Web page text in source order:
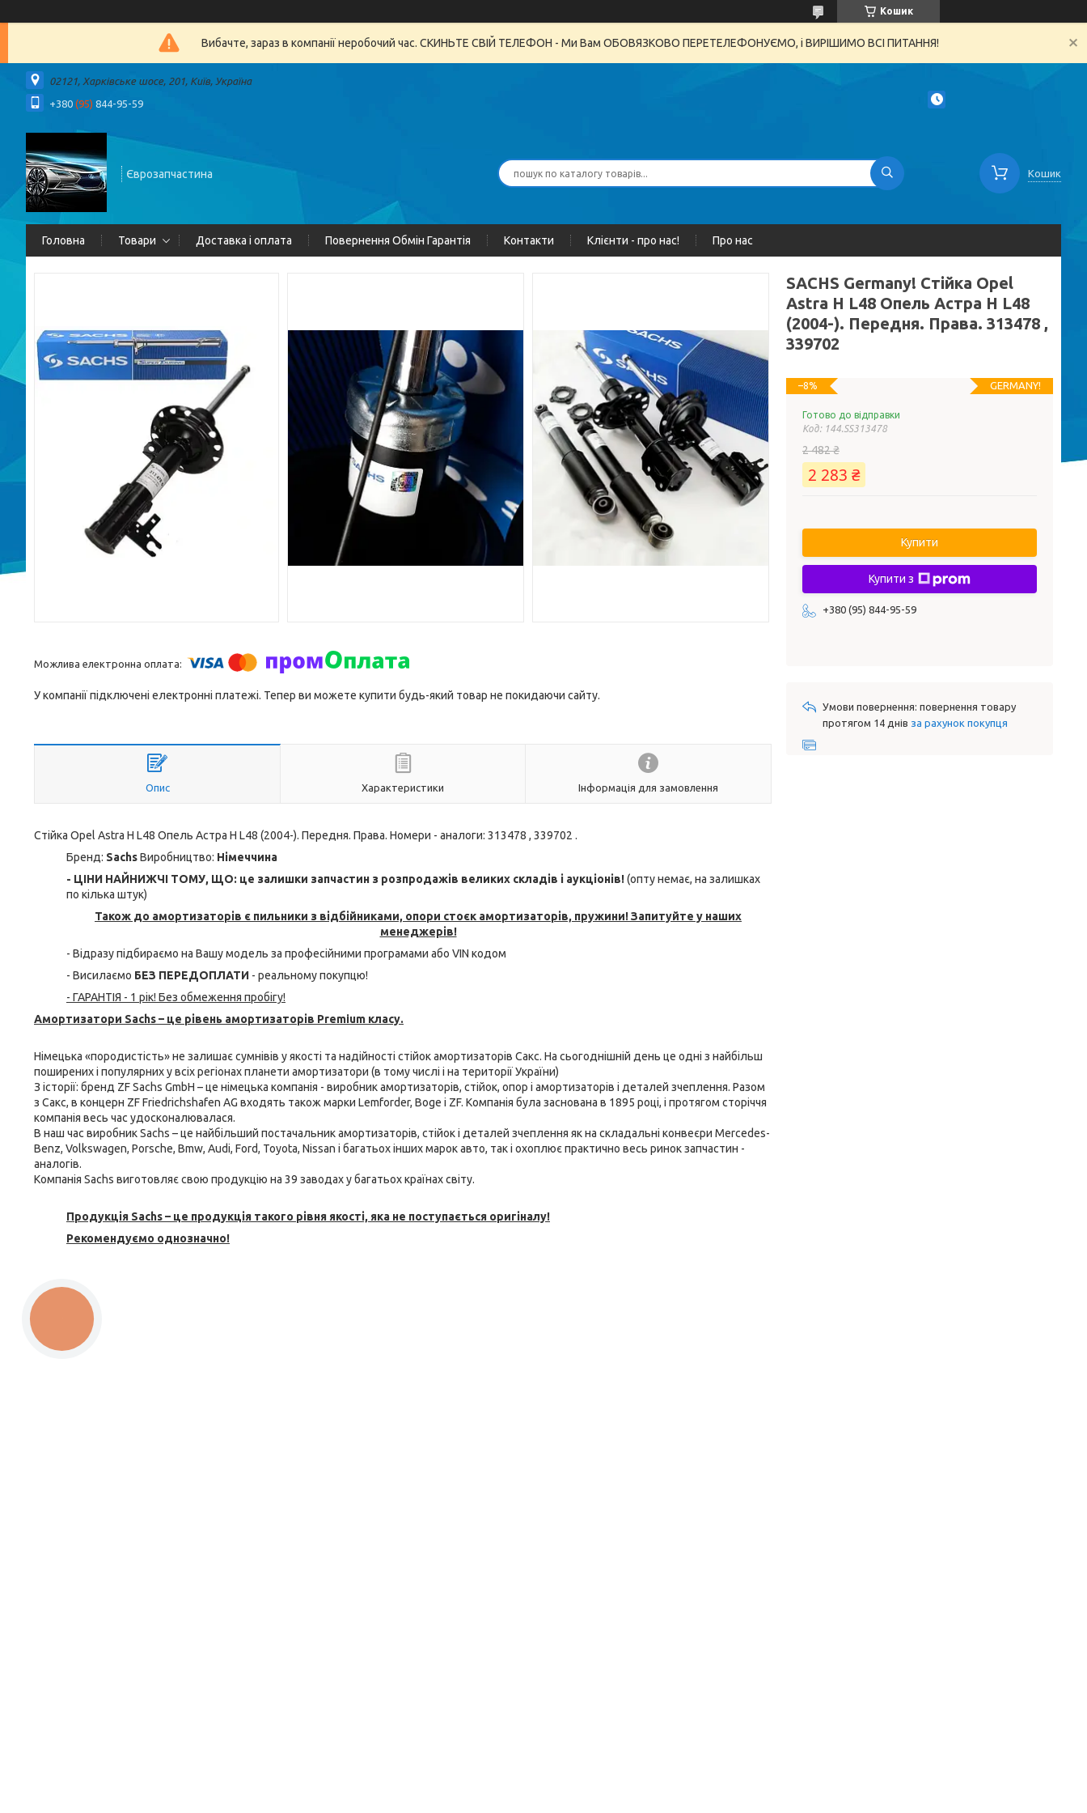
Кошик
Вибачте, зараз в компанії неробочий час. СКИНЬТЕ СВІЙ ТЕЛЕФОН - Ми Вам ОБОВЯЗКОВО ПЕРЕТЕЛЕФОНУЄМО, і ВИРІШИМО ВСІ ПИТАННЯ!
02121, Харківське шосе, 201, Київ, Україна
+380 (95) 844-95-59
Єврозапчастина Кошик
Головна Товари Доставка і оплата Повернення Обмін Гарантія Контакти Клієнти - про нас! Про нас
У компанії підключені електронні платежі. Тепер ви можете купити будь-який товар не покидаючи сайту.
Опис Характеристики Інформація для замовлення
Стійка Opel Astra H L48 Опель Астра H L48 (2004-). Передня. Права. Номери - аналоги: 313478 , 339702 .
Бренд: SachsВиробництво: Німеччина
- ЦІНИ НАЙНИЖЧІ ТОМУ, ЩО: це залишки запчастин з розпродажів великих складів і аукціонів!(опту немає, на залишках
по кілька штук)
Також до амортизаторів є пильники з відбійниками, опори стоєк амортизаторів, пружини! Запитуйте у наших
менеджерів!
- Відразу підбираємо на Вашу модель за професійними програмами або VIN кодом
- Висилаємо БЕЗ ПЕРЕДОПЛАТИ - реальному покупцю!
- ГАРАНТІЯ - 1 рік! Без обмеження пробігу!
Амортизатори Sachs – це рівень амортизаторів Premium класу.
Німецька «породистість» не залишає сумнівів у якості та надійності стійок амортизаторів Сакс. На сьогоднішній день це одні з найбільш
поширених і популярних у всіх регіонах планети амортизатори (в тому числі і на території України)
З історії: бренд ZF Sachs GmbH – це німецька компанія - виробник амортизаторів, стійок, опор і амортизаторів і деталей зчеплення. Разом
з Сакс, в концерн ZF Friedrichshafen AG входять також марки Lemforder, Boge і ZF. Компанія була заснована в 1895 році, і протягом сторіччя
компанія весь час удосконалювалася.
В наш час виробник Sachs – це найбільший постачальникамортизаторів, стійок і деталей зчеплення як на складальні конвеєри Mercedes-
Benz, Volkswagen, Porsche, Bmw, Audi, Ford, Toyota, Nissan і багатьох інших марок авто, так і охоплює практично весь ринок запчастин -
аналогів.
Компанія Sachs виготовляє свою продукцію на 39 заводах у багатьох країнах світу.
Продукція Sachs – це продукція такого рівня якості, яка не поступається оригіналу!
Рекомендуємо однозначно!
SACHS Germany! Стійка Opel
Astra H L48 Опель Астра H L48
(2004-). Передня. Права. 313478 ,
339702
GERMANY!
–8%
Готово до відправки
Код: 144.SS313478
2 482 ₴
2 283 ₴
Купити
Купити з
+380 (95) 844-95-59
повернення товару
протягом 14 днів за рахунок покупця